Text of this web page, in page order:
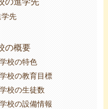
先
の概要
校の特色
校の教育目標
校の生徒数
校の設備情報